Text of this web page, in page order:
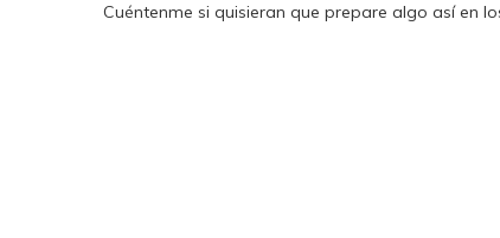
Cuéntenme si quisieran que prepare algo así en